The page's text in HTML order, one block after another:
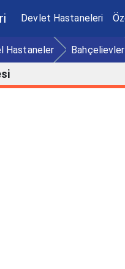
Devlet Hastaneleri
Hastaneler Bahçelievler